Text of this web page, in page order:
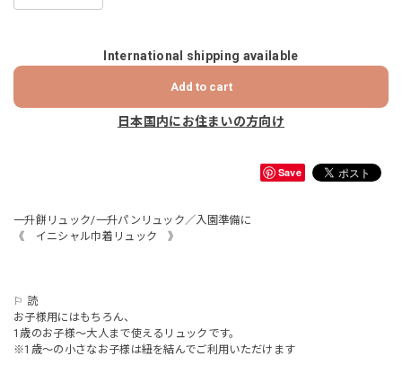
International shipping available
Add to cart
日本国内にお住まいの方向け
Save
一升餅リュック/一升パンリュック／入園準備に
《 イニシャル巾着リュック 》
⚐ 読
お子様用にはもちろん、
1歳のお子様〜大人まで使えるリュックです。
※1歳〜の小さなお子様は紐を結んでご利用いただけます